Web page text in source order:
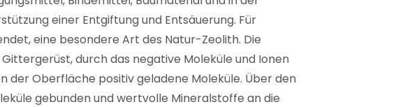
einer Entgiftung und Entsäuerung. Für
eine besondere Art des Natur-Zeolith. Die
durch das negative Moleküle und Ionen
der Oberfläche positiv geladene Moleküle. Über den
gebunden und wertvolle Mineralstoffe an die